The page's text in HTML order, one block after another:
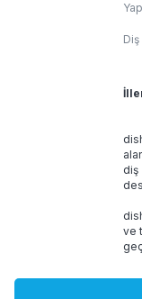
Diş
ve